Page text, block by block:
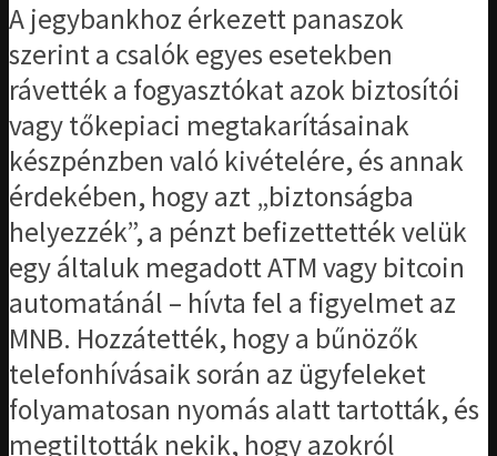
A jegybankhoz érkezett panaszok
szerint a csalók egyes esetekben
rávették a fogyasztókat azok biztosítói
vagy tőkepiaci megtakarításainak
készpénzben való kivételére, és annak
érdekében, hogy azt „biztonságba
helyezzék”, a pénzt befizettették velük
egy általuk megadott ATM vagy bitcoin
automatánál – hívta fel a figyelmet az
MNB. Hozzátették, hogy a bűnözők
telefonhívásaik során az ügyfeleket
folyamatosan nyomás alatt tartották, és
megtiltották nekik, hogy azokról